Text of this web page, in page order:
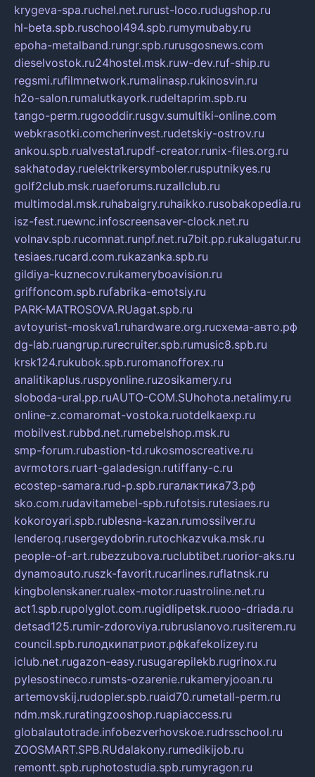
krygeva-spa.ruchel.net.rurust-loco.rudugshop.ru
hl-beta.spb.ruschool494.spb.rumymubaby.ru
epoha-metalband.rungr.spb.rurusgosnews.com
dieselvostok.ru24hostel.msk.ruw-dev.ruf-ship.ru
regsmi.rufilmnetwork.rumalinasp.rukinosvin.ru
h2o-salon.rumalutkayork.rudeltaprim.spb.ru
tango-perm.rugooddir.rusgv.sumultiki-online.com
webkrasotki.comcherinvest.rudetskiy-ostrov.ru
ankou.spb.rualvesta1.rupdf-creator.runix-files.org.ru
sakhatoday.ruelektrikersymboler.rusputnikyes.ru
golf2club.msk.ruaeforums.ruzallclub.ru
multimodal.msk.ruhabaigry.ruhaikko.rusobakopedia.ru
isz-fest.ruewnc.infoscreensaver-clock.net.ru
volnav.spb.rucomnat.runpf.net.ru7bit.pp.rukalugatur.ru
tesiaes.rucard.com.rukazanka.spb.ru
gildiya-kuznecov.rukameryboavision.ru
griffoncom.spb.rufabrika-emotsiy.ru
PARK-MATROSOVA.RUagat.spb.ru
avtoyurist-moskva1.ruhardware.org.ruсхема-авто.рф
dg-lab.ruangrup.rurecruiter.spb.rumusic8.spb.ru
krsk124.rukubok.spb.ruromanofforex.ru
analitikaplus.ruspyonline.ruzosikamery.ru
sloboda-ural.pp.ruAUTO-COM.SUhohota.netalimy.ru
online-z.comaromat-vostoka.ruotdelkaexp.ru
mobilvest.rubbd.net.rumebelshop.msk.ru
smp-forum.rubastion-td.rukosmoscreative.ru
avrmotors.ruart-galadesign.rutiffany-c.ru
ecostep-samara.rud-p.spb.ruгалактика73.рф
sko.com.rudavitamebel-spb.rufotsis.rutesiaes.ru
kokoroyari.spb.rublesna-kazan.rumossilver.ru
lenderoq.rusergeydobrin.rutochkazvuka.msk.ru
people-of-art.rubezzubova.ruclubtibet.ruorior-aks.ru
dynamoauto.ruszk-favorit.rucarlines.ruflatnsk.ru
kingbolenskaner.rualex-motor.ruastroline.net.ru
act1.spb.rupolyglot.com.rugidlipetsk.ruooo-driada.ru
detsad125.rumir-zdoroviya.rubruslanovo.rusiterem.ru
council.spb.ruлодкипатриот.рфkafekolizey.ru
iclub.net.rugazon-easy.rusugarepilekb.rugrinox.ru
pylesostineco.rumsts-ozarenie.rukameryjooan.ru
artemovskij.rudopler.spb.ruaid70.rumetall-perm.ru
ndm.msk.ruratingzooshop.ruapiaccess.ru
globalautotrade.infobezverhovskoe.rudrsschool.ru
ZOOSMART.SPB.RUdalakony.rumedikijob.ru
remontt.spb.ruphotostudia.spb.rumyragon.ru